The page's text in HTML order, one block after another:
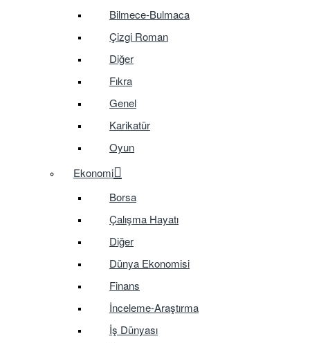
Bilmece-Bulmaca
Çizgi Roman
Diğer
Fıkra
Genel
Karikatür
Oyun
Ekonomi
Borsa
Çalışma Hayatı
Diğer
Dünya Ekonomisi
Finans
İnceleme-Araştırma
İş Dünyası